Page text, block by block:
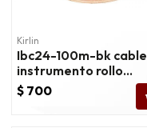
Kirlin
Ibc24-100m-bk cable
instrumento rollo
100mts precio por
metro
$ 700